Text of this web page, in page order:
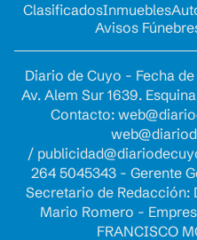
ClasificadosInmuebles
Avisos
Diario de Cuyo - Fecha
Av. Alem Sur 1639.
Contacto:
/
264 5045343 - Gerente
Secretario de Redacción:
Mario Romero -
FRANCISCO